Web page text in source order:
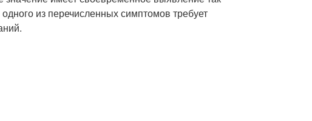
из перечисленных симптомов требует